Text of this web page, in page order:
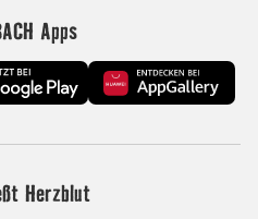
Apps
Herzblut